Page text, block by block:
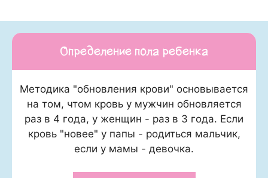
Определение пола ребенка
Методика "обновления крови" основывается
на том, чтом кровь у мужчин обновляется
раз в 4 года, у женщин - раз в 3 года. Если
кровь "новее" у папы - родиться мальчик,
если у мамы - девочка.